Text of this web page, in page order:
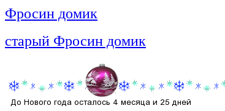
Фросин домик
старый Фросин домик